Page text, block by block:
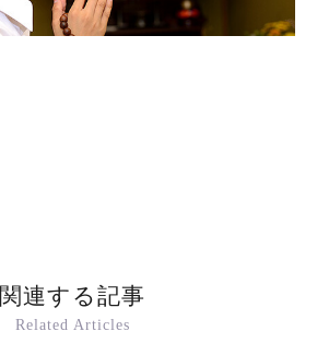
関連する記事
Related Articles